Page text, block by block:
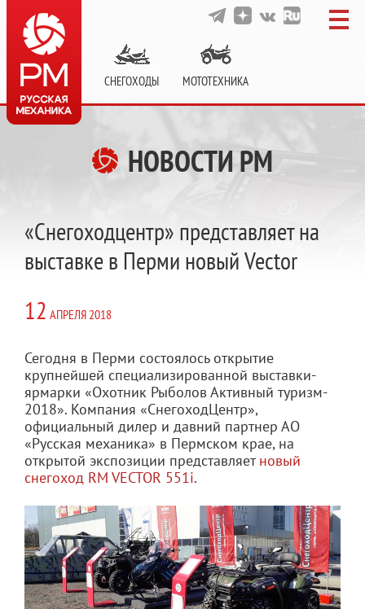
СНЕГОХОДЫ МОТОТЕХНИКА
НОВОСТИ РМ
«Снегоходцентр» представляет на
выставке в Перми новый Vector
12 АПРЕЛЯ 2018
Сегодня в Перми состоялось открытие
крупнейшей специализированной выставки-
ярмарки «Охотник Рыболов Активный туризм-
2018». Компания «СнегоходЦентр»,
официальный дилер и давний партнер АО
«Русская механика» в Пермском крае, на
открытой экспозиции представляетновый
снегоход RM VECTOR 551i.